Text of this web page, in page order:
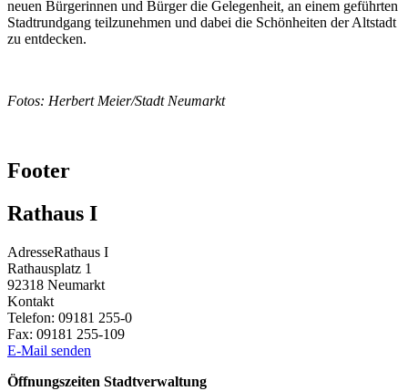
neuen Bürgerinnen und Bürger die Gelegenheit, an einem geführten
Stadtrundgang teilzunehmen und dabei die Schönheiten der Altstadt
zu entdecken.
Fotos: Herbert Meier/Stadt Neumarkt
Footer
Rathaus I
AdresseRathaus I
Rathausplatz 1
92318 Neumarkt
Kontakt
Telefon: 09181 255-0
Fax: 09181 255-109
E-Mail senden
Öffnungszeiten Stadtverwaltung